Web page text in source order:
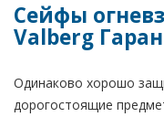
Сейфы
Valberg
Одинаково хорошо
дорогостоящие